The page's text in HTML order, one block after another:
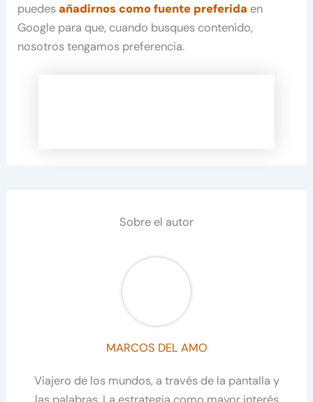
puedesañadirnos como fuente preferida en
Google para que, cuando busques contenido,
nosotros tengamos preferencia.
Sobre el autor
MARCOS DEL AMO
Viajero de los mundos, a través de la pantalla y